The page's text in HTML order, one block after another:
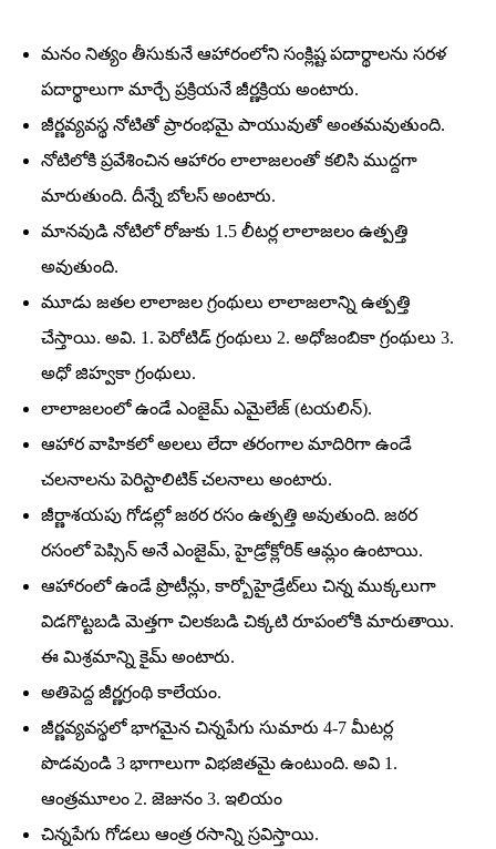
మనం నిత్యం తీసుకునే ఆహారంలోని సంక్లిష్ట పదార్థాలను సరళ
పదార్థాలుగా మార్చే ప్రక్రియనే జీర్ణక్రియ అంటారు.
జీర్ణవ్యవస్థ నోటితో ప్రారంభమై పాయువుతో అంతమవుతుంది.
నోటిలోకి ప్రవేశించిన ఆహారం లాలాజలంతో కలిసి ముద్దగా
మారుతుంది. దీన్నే బోలస్‌ అంటారు.
మానవుడి నోటిలో రోజుకు 1.5 లీటర్ల లాలాజలం ఉత్పత్తి
అవుతుంది.
మూడు జతల లాలాజల గ్రంథులు లాలాజలాన్ని ఉత్పత్తి
చేస్తాయి. అవి. 1. పెరోటిడ్‌ గ్రంథులు 2. అధోజంబికా గ్రంథులు 3.
అధో జిహ్వకా గ్రంథులు.
లాలాజలంలో ఉండే ఎంజైమ్‌ ఎమైలేజ్‌ (టయలిన్‌).
ఆహార వాహికలో అలలు లేదా తరంగాల మాదిరిగా ఉండే
చలనాలను పెరిస్టాలిటిక్‌ చలనాలు అంటారు.
జీర్ణాశయపు గోడల్లో జఠర రసం ఉత్పత్తి అవుతుంది. జఠర
రసంలో పెప్సిన్‌ అనే ఎంజైమ్‌, హైడ్రోక్లోరిక్‌ ఆమ్లం ఉంటాయి.
ఆహారంలో ఉండే ప్రొటీన్లు, కార్బోహైడ్రేట్‌లు చిన్న ముక్కలుగా
విడగొట్టబడి మెత్తగా చిలకబడి చిక్కటి రూపంలోకి మారుతాయి.
ఈ మిశ్రమాన్ని కైమ్‌ అంటారు.
అతిపెద్ద జీర్ణగ్రంథి కాలేయం.
జీర్ణవ్యవస్థలో భాగమైన చిన్నపేగు సుమారు 4-7 మీటర్ల
పొడవుండి 3 భాగాలుగా విభజితమై ఉంటుంది. అవి 1.
ఆంత్రమూలం 2. జెజునం 3. ఇలియం
చిన్నపేగు గోడలు ఆంత్ర రసాన్ని స్రవిస్తాయి.